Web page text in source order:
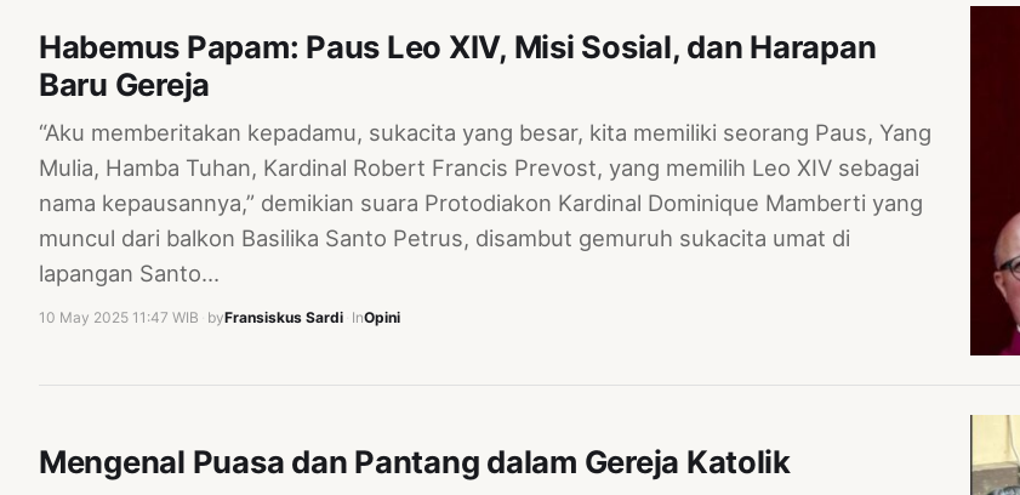
Habemus Papam: Paus Leo XIV, Misi Sosial, dan Harapan
Baru Gereja
“Aku memberitakan kepadamu, sukacita yang besar, kita memiliki seorang Paus, Yang
Mulia, Hamba Tuhan, Kardinal Robert Francis Prevost, yang memilih Leo XIV sebagai
nama kepausannya,” demikian suara Protodiakon Kardinal Dominique Mamberti yang
muncul dari balkon Basilika Santo Petrus, disambut gemuruh sukacita umat di
lapangan Santo…
10 May 2025 11:47 WIB byFransiskus Sardi InOpini
Mengenal Puasa dan Pantang dalam Gereja Katolik